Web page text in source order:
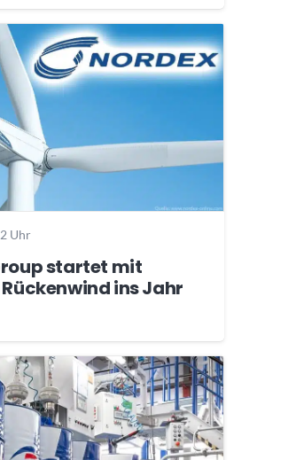
Uhr
startet mit
ins Jahr